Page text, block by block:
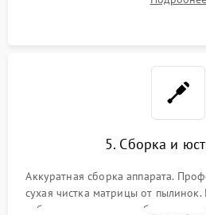
автофокуса. Восстановление
5. Сборка и
Аккуратная сборка аппарата.
сухая чистка матрицы от
рабочего отрезка, калибровка